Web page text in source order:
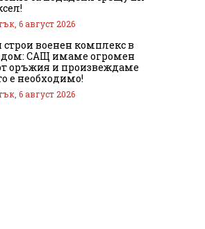
6 август 2026
военен комплекс в
САЩ имаме огромен
оръжия и произвеждаме
е необходимо!
6 август 2026